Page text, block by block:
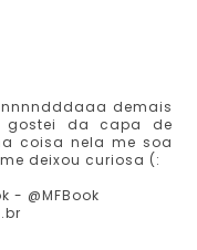
demais
gostei da capa de
coisa nela me soa
deixou curiosa (:
- @MFBook